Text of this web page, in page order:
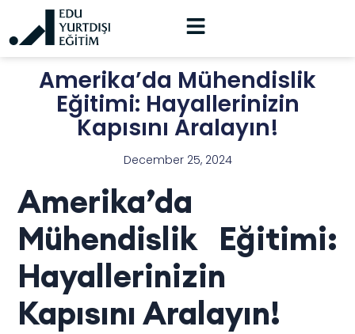
Amerika’da Mühendislik
Eğitimi: Hayallerinizin
Kapısını Aralayın!
December 25, 2024
Amerika’da
Mühendislik Eğitimi:
Hayallerinizin
Kapısını Aralayın!